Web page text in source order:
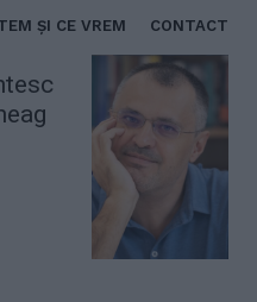
ȘI CE VREM CONTACT